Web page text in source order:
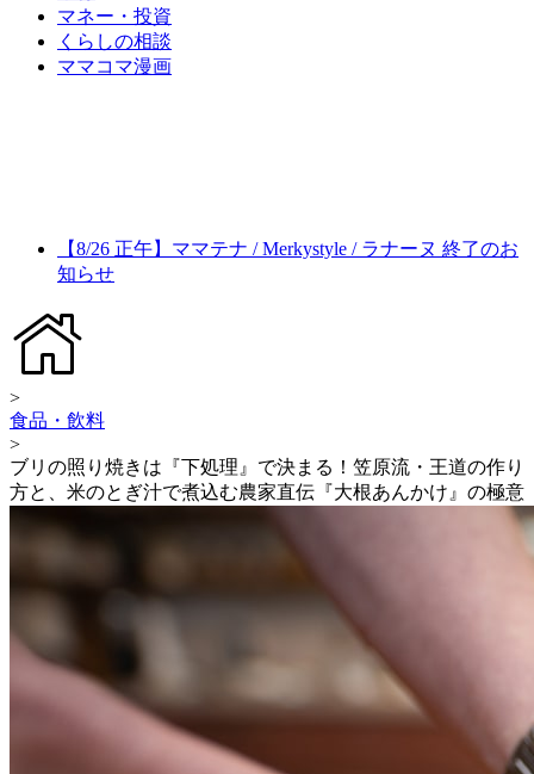
マネー・投資
くらしの相談
ママコマ漫画
【8/26 正午】ママテナ / Merkystyle / ラナーヌ 終了のお
知らせ
>
食品・飲料
>
ブリの照り焼きは『下処理』で決まる！笠原流・王道の作り
方と、米のとぎ汁で煮込む農家直伝『大根あんかけ』の極意